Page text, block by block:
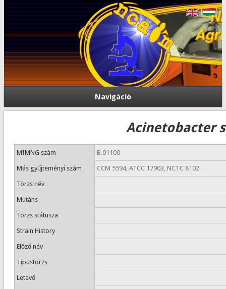
Navigáció
Acinetobacter
MIMNG szám B.01100
Más gyűjteményi szám CCM 5594, ATCC 17903, NCTC 8102
Törzs név
Mutáns
Törzs státusza
Strain History
Előző név
Típustörzs
Letevő